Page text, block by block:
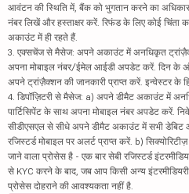
आवंटन की स्थिति में, बैंक को भुगतान करने का
नंबर लिखें और हस्ताक्षर करें. रिफंड के लिए कोई चिंता
अकाउंट में ही रहते हैं.
3. एक्सचेंज से मैसेज: अपने अकाउंट में अनधिकृत
अपना मोबाइल नंबर/ईमेल आईडी अपडेट करें. दिन के
अपने ट्रांज़ैक्शन की जानकारी प्राप्त करें. इन्वेस्टर के
4. डिपॉज़िटरी से मैसेज: a) अपने डीमैट अकाउंट में
पार्टिसिपेंट के साथ अपना मोबाइल नंबर अपडेट करें.
सीडीएसएल से सीधे अपने डीमैट अकाउंट में सभी डेबिट
रजिस्टर्ड मोबाइल पर अलर्ट प्राप्त करें. b)
जाने वाला प्रोसेस है - एक बार सेबी रजिस्टर्ड
से KYC करने के बाद, जब आप किसी अन्य
प्रोसेस दोहराने की आवश्यकता नहीं है.